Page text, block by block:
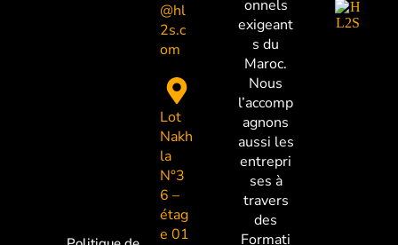
onnels
exigeant
s du
Maroc.
Nous
l’accomp
agnons
aussi les
entrepri
ses à
travers
des
Formati
@hl
2s.c
om
Lot
Nakh
la
N°3
6 –
étag
e 01